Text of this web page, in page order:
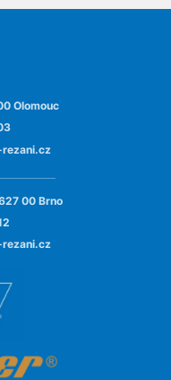
Olomouc
00 Brno
rezani.cz